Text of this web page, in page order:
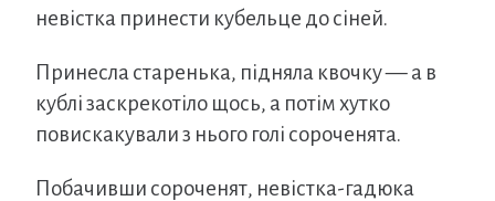
невістка принести кубельце до сіней.
Принесла старенька, підняла квочку — а в
кублі заскрекотіло щось, а потім хутко
повискакували з нього голі сороченята.
Побачивши сороченят, невістка-гадюка